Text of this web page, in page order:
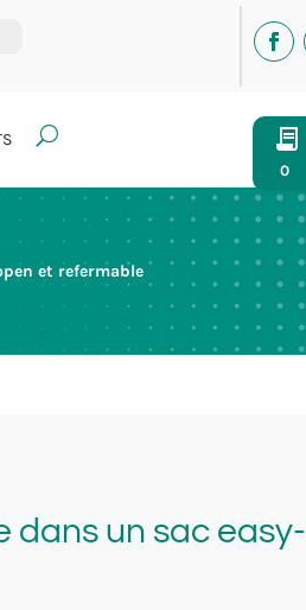
U
0
et refermable
dans un sac easy-